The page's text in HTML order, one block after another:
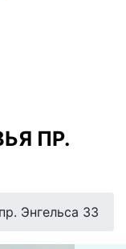
ПР.
Энгельса 33